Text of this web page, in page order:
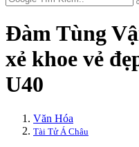
Đàm Tùng
xẻ khoe vẻ
U40
Văn Hóa
Tài Tử Á Châu